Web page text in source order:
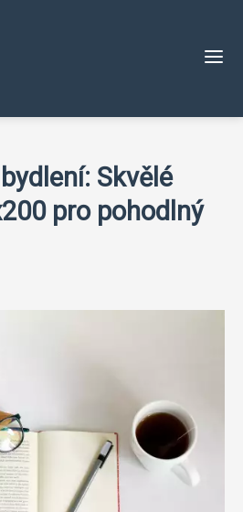
Skvělé
pro pohodlný